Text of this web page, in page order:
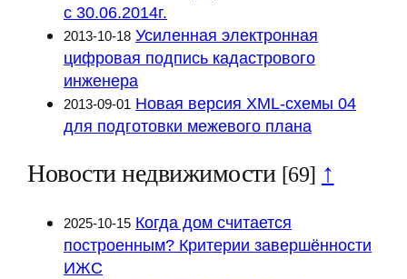
с 30.06.2014г.
2013-10-18 Усиленная электронная
цифровая подпись кадастрового
инженера
2013-09-01 Новая версия XML-схемы 04
для подготовки межевого плана
Новости недвижимости [69] ↑
2025-10-15 Когда дом считается
построенным? Критерии завершённости
ИЖС